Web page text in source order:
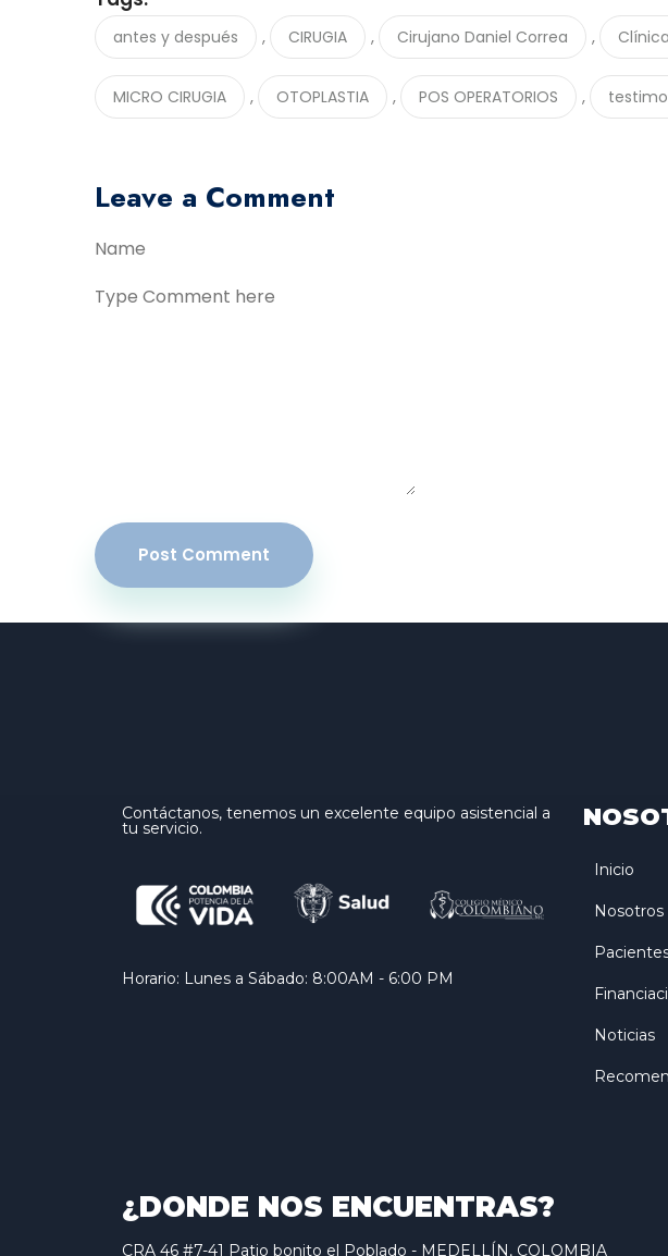
antes y después , CIRUGIA , Cirujano Daniel Correa ,
MICRO CIRUGIA , OTOPLASTIA , POS OPERATORIOS ,
Leave a Comment
Post Comment
Contáctanos, tenemos un excelente equipo asistencial a
tu servicio.
Horario: Lunes a Sábado: 8:00AM - 6:00 PM
Inicio
Nosotros
Noticias
¿DONDE NOS ENCUENTRAS?
CRA 46 #7-41 Patio bonito el Poblado - MEDELLÍN, COLOMBIA